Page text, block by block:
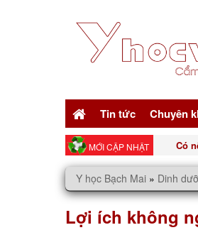
Tin tức Chuyên
MỚI CẬP NHẬT
Có nên uống giấm táo pha mật ong
Y học Bạch Mai » Dinh
Lợi ích không